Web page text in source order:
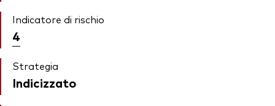
Indicatore di rischio
4
Strategia
Indicizzato